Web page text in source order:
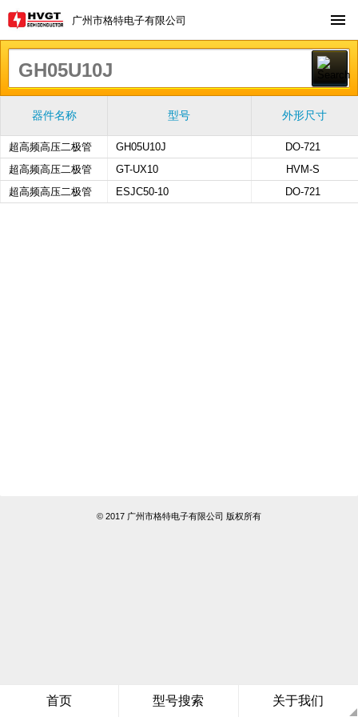
广州市格特电子有限公司
首页 型号搜索 关于我们
器件名称 型号 外形尺寸
超高频高压二极管 GH05U10J
DO-721
超高频高压二极管
GT-UX10
HVM-S
超高频高压二极管
ESJC50-10 DO-721
© 2017 广州市格特电子有限公司 版权所有